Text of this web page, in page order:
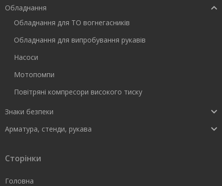
Обладнання
Обладнання для ТО вогнегасників
Обладнання для випробування рукавів
Насоси
Мотопомпи
Повітряні компресори високого тиску
Знаки безпеки
Арматура, стенди, рукава
Сторінки
Головна